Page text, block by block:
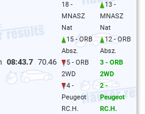
08:43.7 70.46
18 -
MNASZ
Nat
15 - ORB
Absz.
5 - ORB
2WD
4 -
Peugeot
RC.H.
13 -
MNASZ
Nat
12 - ORB
Absz.
3 - ORB
2WD
2 -
Peugeot
RC.H.